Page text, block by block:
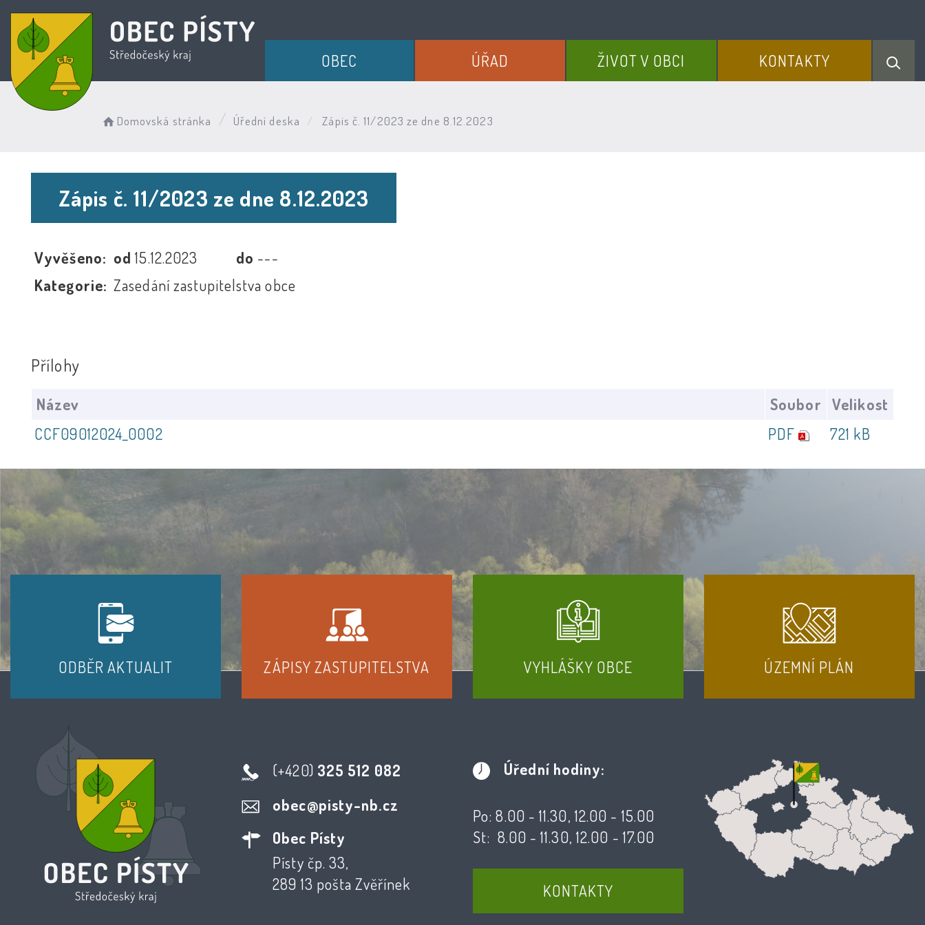
OBEC ÚŘAD ŽIVOT V OBCI KONTAKTY
Domovská stránka Úřední deska Zápis č. 11/2023 ze dne 8.12.2023
Zápis č. 11/2023 ze dne 8.12.2023
Vyvěšeno: od15.12.2023 do ---
Kategorie: Zasedání zastupitelstva obce
Přílohy
Název Soubor
Velikost
CCF09012024_0002
PDF 721 kB
ODBĚR AKTUALIT ZÁPISY ZASTUPITELSTVA VYHLÁŠKY OBCE ÚZEMNÍ PLÁN
(+420) 325 512 082
obec@pisty-nb.cz
Obec Písty
Písty čp. 33,
289 13 pošta Zvěřínek
Úřední hodiny:
Po: 8.00 - 11.30, 12.00 - 15.00
St: 8.00 - 11.30, 12.00 - 17.00
KONTAKTY